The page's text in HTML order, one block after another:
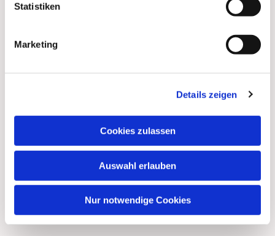
Statistiken
Marketing
Details zeigen
Cookies zulassen
Auswahl erlauben
Nur notwendige Cookies